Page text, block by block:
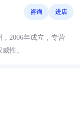
咨询 进店
2006年成立，专营
性。